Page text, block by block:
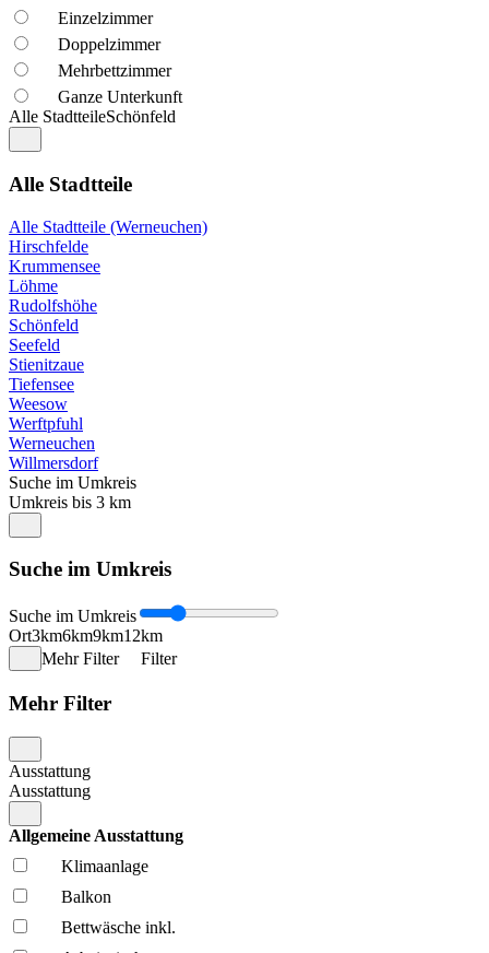
Einzelzimmer
Doppelzimmer
Mehrbettzimmer
Ganze Unterkunft
Alle StadtteileSchönfeld
Alle Stadtteile
Alle Stadtteile (Werneuchen)
Hirschfelde
Krummensee
Löhme
Rudolfshöhe
Schönfeld
Seefeld
Stienitzaue
Tiefensee
Weesow
Werftpfuhl
Werneuchen
Willmersdorf
Suche im Umkreis
Umkreis bis 3 km
Suche im Umkreis
Suche im Umkreis
Ort3km6km9km12km
Mehr Filter
Filter
Mehr Filter
Ausstattung
Ausstattung
Allgemeine Ausstattung
Klima­anlage
Balkon
Bettwäsche inkl.